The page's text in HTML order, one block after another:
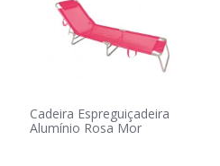
Cadeira Espreguiçadeira
Alumínio Rosa Mor